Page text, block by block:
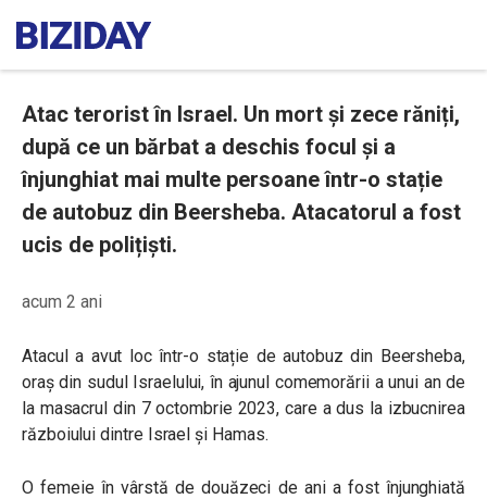
Atac terorist în Israel. Un mort și zece răniți,
după ce un bărbat a deschis focul și a
înjunghiat mai multe persoane într-o stație
de autobuz din Beersheba. Atacatorul a fost
ucis de polițiști.
acum 2 ani
Atacul a avut loc într-o stație de autobuz din Beersheba,
oraș din sudul Israelului, în ajunul comemorării a unui an de
la masacrul din 7 octombrie 2023, care a dus la izbucnirea
războiului dintre Israel și Hamas.
O femeie în vârstă de douăzeci de ani a fost înjunghiată